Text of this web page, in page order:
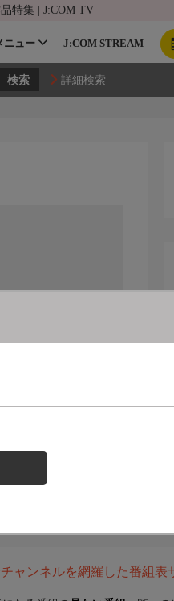
特集 | J:COM TV
ニュー J:COM STREAM
詳細検索
ャンネルを網羅した番組表